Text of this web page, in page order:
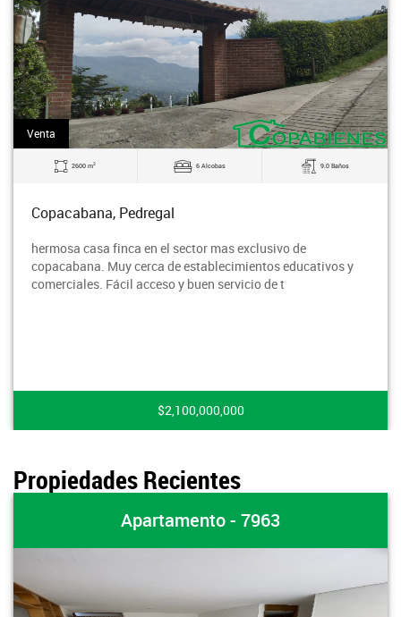
Venta
2600 m2 6 Alcobas 9.0 Baños
Copacabana, Pedregal
hermosa casa finca en el sector mas exclusivo de
copacabana. Muy cerca de establecimientos educativos y
comerciales. Fácil acceso y buen servicio de t
$2,100,000,000
Propiedades Recientes
Apartamento - 7963